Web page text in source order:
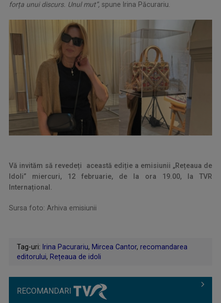
forța unui discurs. Unul mut”, spune Irina Păcurariu.
Vă invităm să revedeți această ediție a emisiunii „Rețeaua de
Idoli” miercuri, 12 februarie, de la ora 19.00, la TVR
Internațional.
Sursa foto: Arhiva emisiunii
Tag-uri: Irina Pacurariu, Mircea Cantor, recomandarea
editorului, Rețeaua de idoli
RECOMANDARI